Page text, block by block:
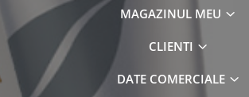
MAGAZINUL MEU
CLIENTI
DATE COMERCIALE